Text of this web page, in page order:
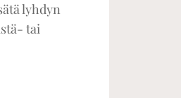
lyhdyn
tai